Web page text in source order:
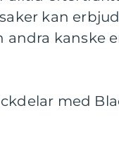
kan
andra kanske
med